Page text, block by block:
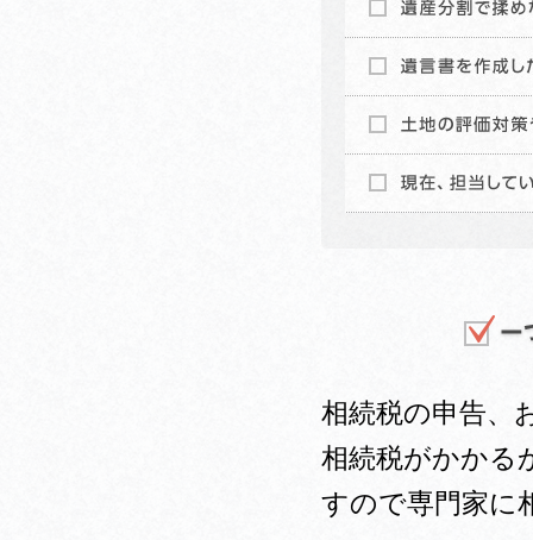
相続税の申告、
相続税がかかる
すので専門家に